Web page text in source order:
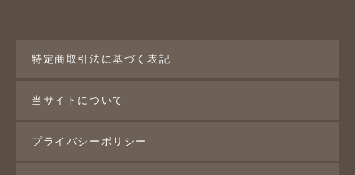
特定商取引法に基づく表記
当サイトについて
プライバシーポリシー